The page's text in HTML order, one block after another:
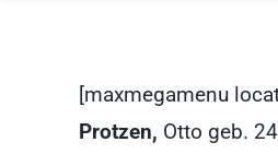
[maxmegamenu
Protzen, Otto geb.